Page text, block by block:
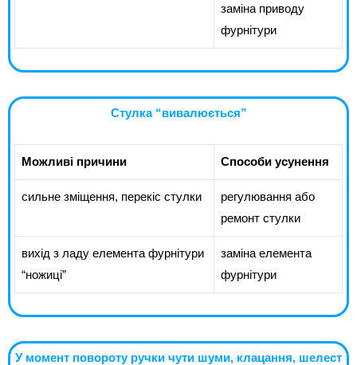
заміна приводу
фурнітури
Стулка “вивалюється”
Можливі причини Способи усунення
сильне зміщення, перекіс стулки
регулювання або
ремонт стулки
вихід з ладу елемента фурнітури
“ножиці”
заміна елемента
фурнітури
У момент повороту ручки чути шуми, клацання, шелест